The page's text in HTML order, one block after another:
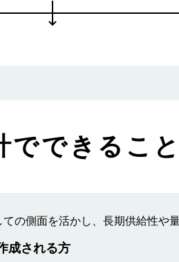
でできるこ
の側面を活かし、長期供給性や
成される方